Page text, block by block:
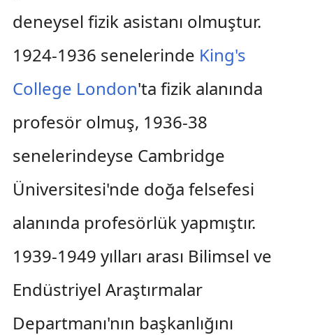
deneysel fizik asistanı olmuştur.
1924-1936 senelerinde King's
College London'ta fizik alanında
profesör olmuş, 1936-38
senelerindeyse Cambridge
Üniversitesi'nde doğa felsefesi
alanında profesörlük yapmıştır.
1939-1949 yılları arası Bilimsel ve
Endüstriyel Araştırmalar
Departmanı'nın başkanlığını